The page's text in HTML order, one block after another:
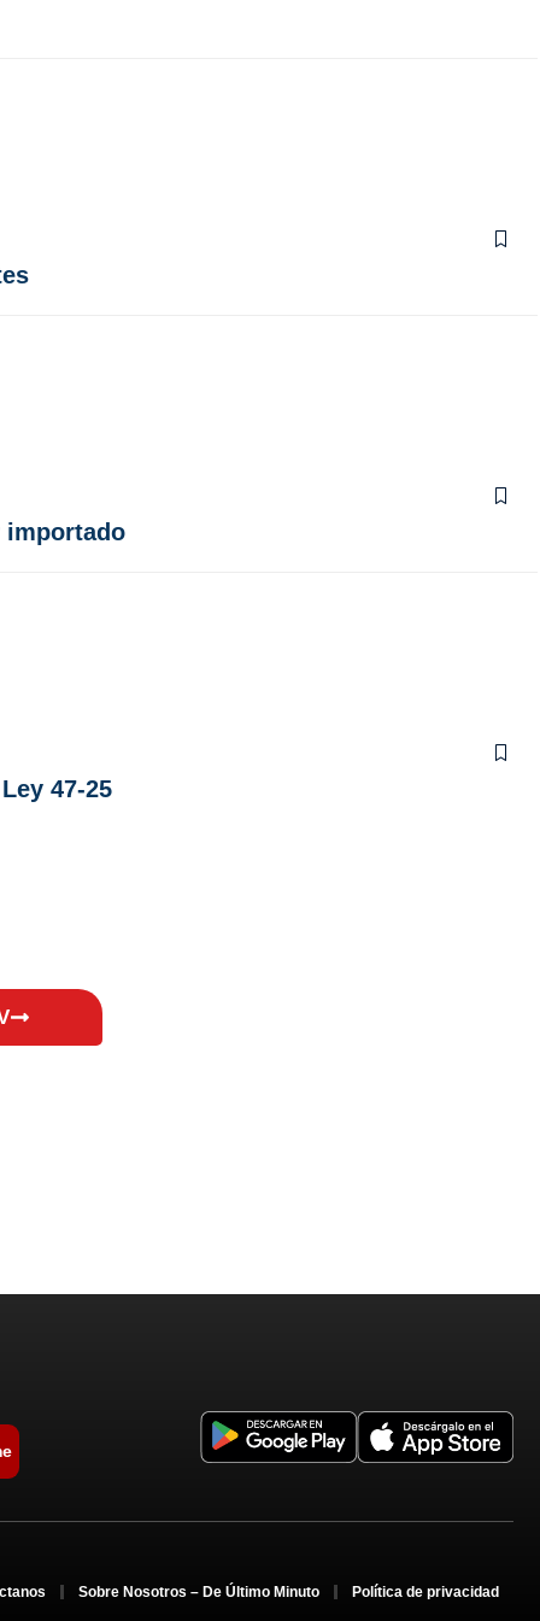
importado
47-25
Sobre Nosotros – De Último Minuto Política de privacidad